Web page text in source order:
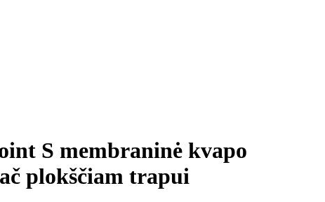
S membraninė kvapo
plokščiam trapui